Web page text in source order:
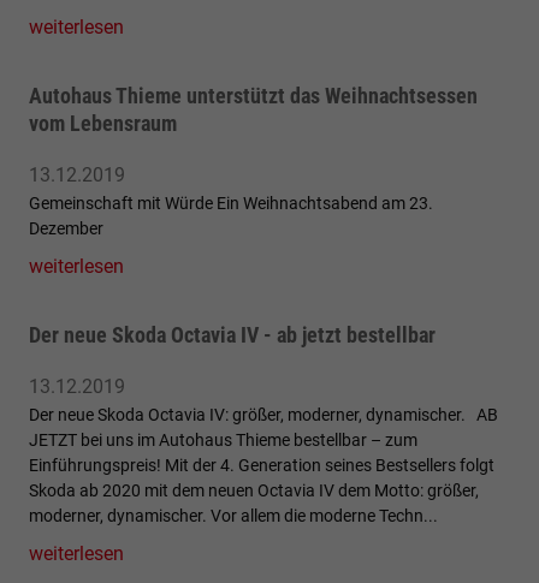
weiterlesen
Autohaus Thieme unterstützt das Weihnachtsessen
vom Lebensraum
13.12.2019
Gemeinschaft mit Würde Ein Weihnachtsabend am 23.
Dezember
weiterlesen
Der neue Skoda Octavia IV - ab jetzt bestellbar
13.12.2019
Der neue Skoda Octavia IV: größer, moderner, dynamischer. AB
JETZT bei uns im Autohaus Thieme bestellbar – zum
Einführungspreis! Mit der 4. Generation seines Bestsellers folgt
Skoda ab 2020 mit dem neuen Octavia IV dem Motto: größer,
moderner, dynamischer. Vor allem die moderne Techn...
weiterlesen